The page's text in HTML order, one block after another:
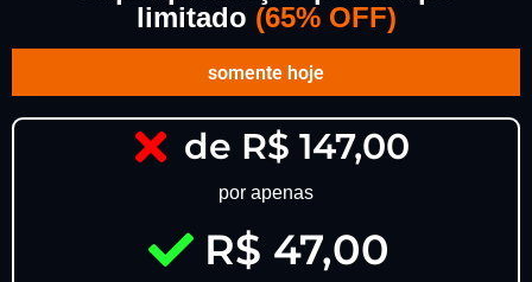
limitado (65% OFF)
somente hoje
de R$ 147,00
por apenas
R$ 47,00